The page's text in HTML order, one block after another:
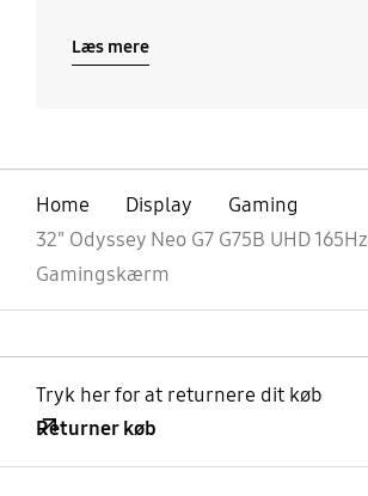
Læs mere
Home Display
Gaming
32" Odyssey Neo G7 G75B UHD 165Hz
Gamingskærm
Tryk her for at returnere dit køb
Returner køb